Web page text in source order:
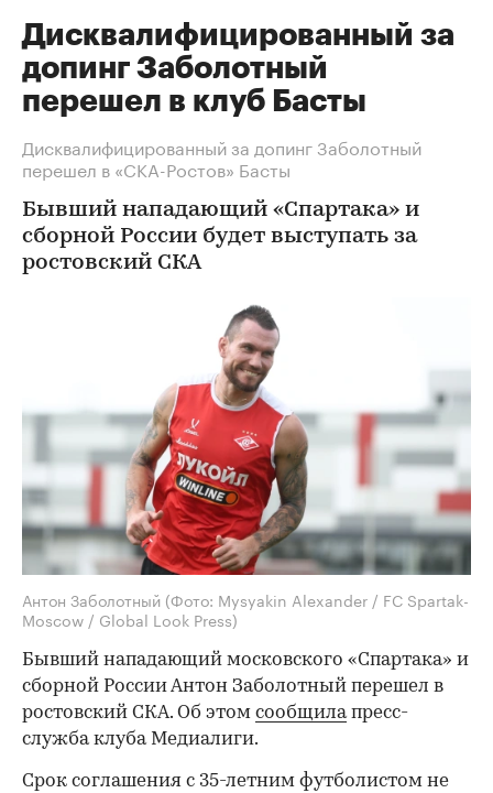
Дисквалифицированный за
допинг Заболотный
перешел в клуб Басты
Дисквалифицированный за допинг Заболотный
перешел в «СКА-Ростов» Басты
Бывший нападающий «Спартака» и
сборной России будет выступать за
ростовский СКА
Антон Заболотный (Фото: Mysyakin Alexander / FC Spartak-
Moscow / Global Look Press)
Бывший нападающий московского «Спартака» и
сборной России Антон Заболотный перешел в
ростовский СКА. Об этом сообщилапресс-
служба клуба Медиалиги.
Срок соглашения с 35-летним футболистом не